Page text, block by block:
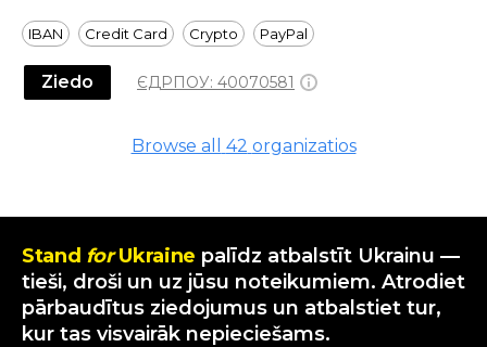
IBAN Credit Card Crypto PayPal
Ziedo ЄДРПОУ: 40070581
Browse all 42 organizatios
Stand for Ukraine palīdz atbalstīt Ukrainu —
tieši, droši un uz jūsu noteikumiem. Atrodiet
pārbaudītus ziedojumus un atbalstiet tur,
kur tas visvairāk nepieciešams.